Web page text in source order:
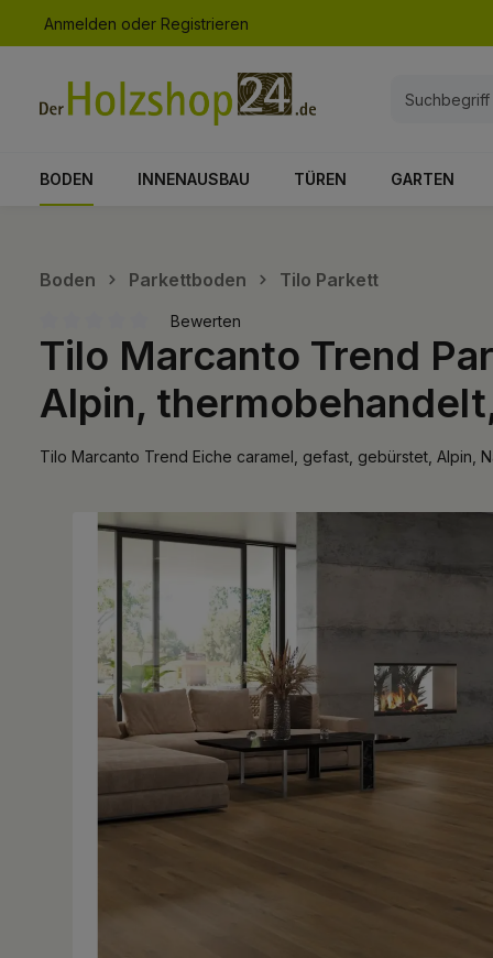
Zur Hauptnavigation springen
Anmelden oder Registrieren
BODEN INNENAUSBAU TÜREN GARTEN
Boden Parkettboden Tilo Parkett
Durchschnittliche Bewertung von 0 von 5 Sternen
Bewerten
Tilo Marcanto Trend
Alpin,
Tilo Marcanto Trend Eiche caramel, gefast, gebürstet, Alpin,
Bildergalerie überspringen